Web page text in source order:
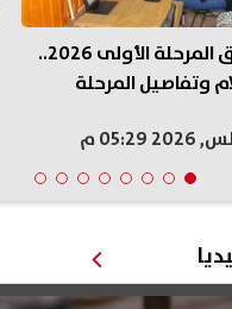
نتيجة تنسيق الجامعات 2026 المرحلة
الاستعلام وخطوات
المرشح لها الطالب